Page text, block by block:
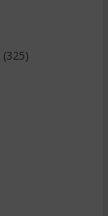
(325)